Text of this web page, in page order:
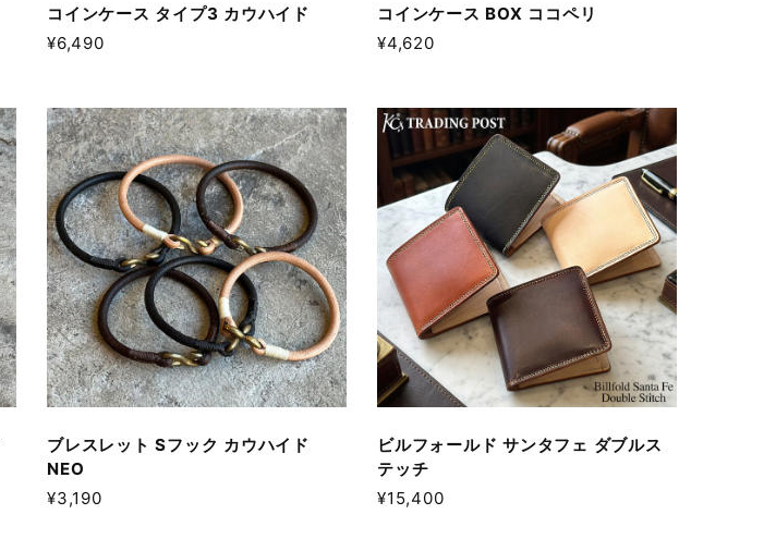
コインケース タイプ3 カウハイド
¥6,490
コインケース BOX ココペリ
¥4,620
ブレスレット Sフック カウハイド
NEO
¥3,190
ビルフォールド サンタフェ ダブルス
テッチ
¥15,400